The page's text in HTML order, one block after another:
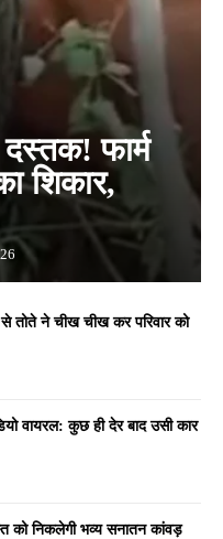
फार्म
शिकार,
से तोते ने चीख चीख कर परिवार को
वायरल: कुछ ही देर बाद उसी कार
को निकलेगी भव्य सनातन कांवड़